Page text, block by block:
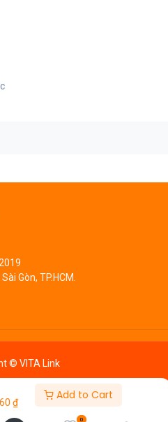
₫
Add to Cart
0
Gòn, TP.HCM.
© VITA Link